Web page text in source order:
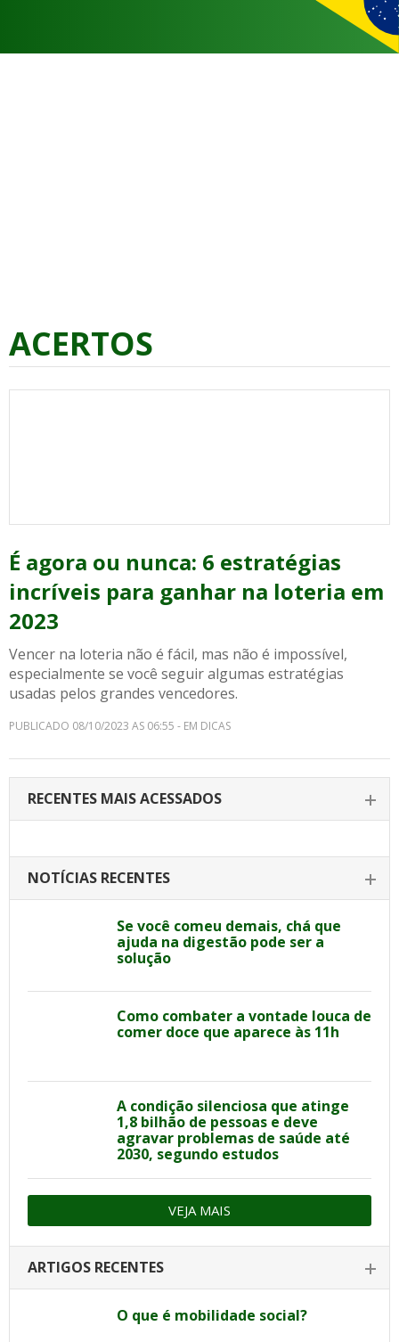
ACERTOS
É agora ou nunca: 6 estratégias
incríveis para ganhar na loteria em
2023
Vencer na loteria não é fácil, mas não é impossível,
especialmente se você seguir algumas estratégias
usadas pelos grandes vencedores.
PUBLICADO 08/10/2023 AS 06:55 - EM DICAS
RECENTES MAIS ACESSADOS
NOTÍCIAS RECENTES
Se você comeu demais, chá que
ajuda na digestão pode ser a
solução
Como combater a vontade louca de
comer doce que aparece às 11h
A condição silenciosa que atinge
1,8 bilhão de pessoas e deve
agravar problemas de saúde até
2030, segundo estudos
VEJA MAIS
ARTIGOS RECENTES
O que é mobilidade social?